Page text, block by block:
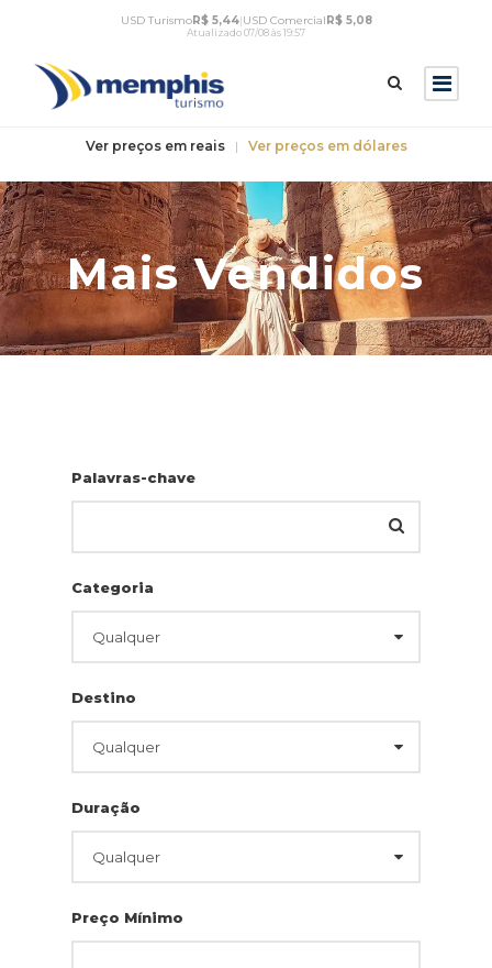
USD TurismoR$ 5,44|USD ComercialR$ 5,08
Atualizado 07/08 às 19:57
Ver preços em reais | Ver preços em dólares
Mais Vendidos
Palavras-chave
Categoria
Destino
Duração
Preço Mínimo